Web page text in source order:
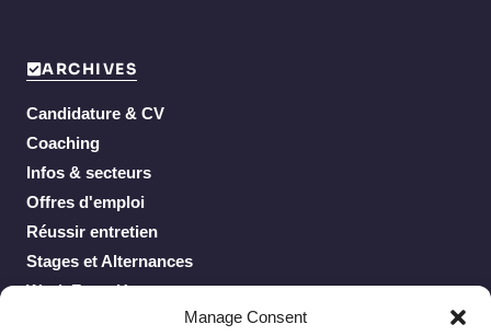
Manage Consent
ARCHIVES
Candidature & CV
Coaching
Infos & secteurs
Offres d'emploi
Réussir entretien
Stages et Alternances
Work From Home